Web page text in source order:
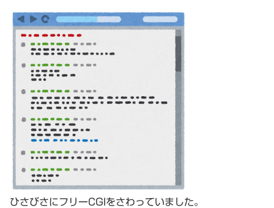
ひさびさにフリーCGIをさわっていました。